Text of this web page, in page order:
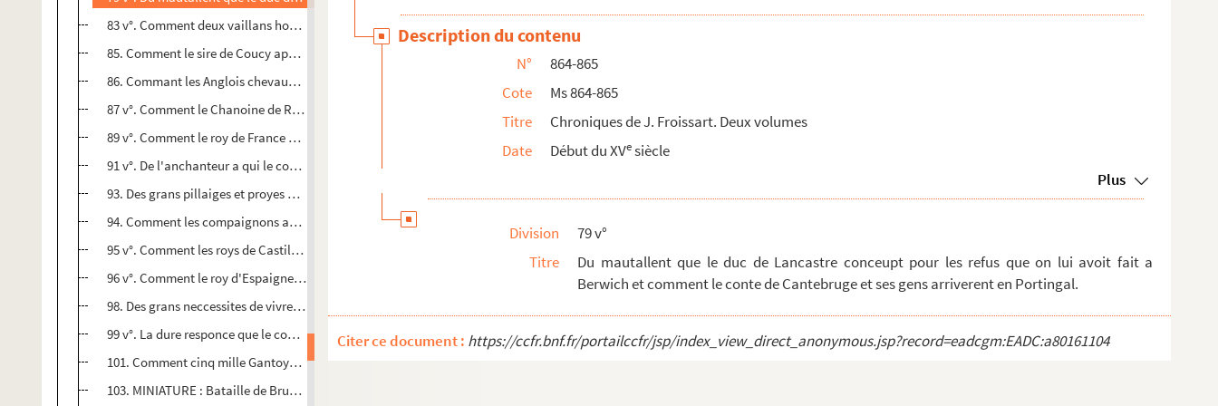
83 v°. Comment deux vaillans hommes de Gand furent occis par Pietre du Boys et Phelippe d'Artevelle, et de ...
85. Comment le sire de Coucy appaisa la dissencion et rebellion des Parisiens contre le roy de France et...
86. Commant les Anglois chevauchierent oultre le commandement du roy de Portingal et comment le chastel ...
87 v°. Comment le Chanoine de Robertsart et ses compaignons retournerent en leur garnison et du mariaige du...
89 v°. Comment le roy de France ne pot point avoir argent du recepveur de Paris et comment le duc d'Anjou p...
91 v°. De l'anchanteur a qui le conte de Savoye fist trancher la teste et comment le Chanoine et ses compai...
93. Des grans pillaiges et proyes que le Chanoinne de Robertsart et ses compaignons fyrent sus le roy de...
94. Comment les compaignons angloys qui estoyent en Portingal furent courrouciez contre le roy et commen...
95 v°. Comment les roys de Castille et de Portingal assemblerent leurs puissances et comment paix fut faitt...
96 v°. Comment le roy d'Espaigne se remaria a la fille du roy de Portingal et les Portingalloys qui couronn...
98. Des grans neccessites de vivres que ceulx de Gand avoyent et comment ilz furent secouruz de ceulx du...
99 v°. La dure responce que le conte de Flandres donna aux Flamens, c'est assavoir a ceulx de Gand, par son...
101. Comment cinq mille Gantoys yssirent de Gand pour aller assaillir le conte de Flandres apres la respo...
103. MINIATURE : Bataille de Bruges entre Gantois et Brugeois alliés au comte de Flandres (1382) / Rubriq...
Description du contenu
N°
864-865
Cote
Ms 864-865
Titre
Chroniques de J. Froissart. Deux volumes
Date
Début du XVesiècle
Plus
Division
79 v°
Titre
Du mautallent que le duc de Lancastre conceupt pour les refus que on lui avoit fait a
Berwich et comment le conte de Cantebruge et ses gens arriverent en Portingal.
Citer ce document : https://ccfr.bnf.fr/portailccfr/jsp/index_view_direct_anonymous.jsp?record=eadcgm:EADC:a80161104